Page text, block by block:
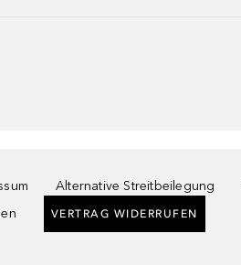
Alternative Streitbeilegung
VERTRAG WIDERRUFEN